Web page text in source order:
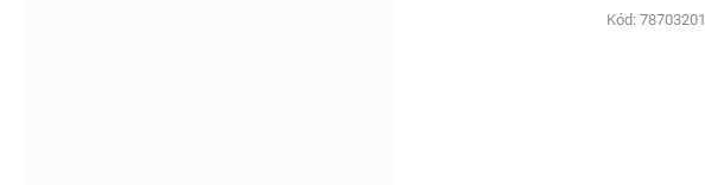
Kód: 78703201